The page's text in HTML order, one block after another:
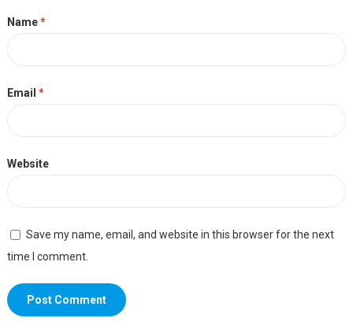
Name*
Email *
Website
Save my name, email, and website in this browser for the next
time I comment.